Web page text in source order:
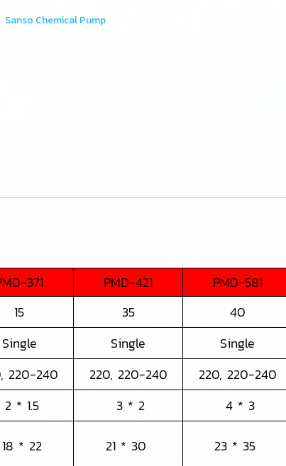
Sanso Chemical Pump
371 PMD-421 PMD-581
15 35 40
Single Single Single
220-240 220, 220-240 220, 220-240
2 * 1.5 3 * 2 4 * 3
18 * 22 21 * 30 23 * 35